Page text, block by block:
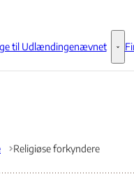
til Udlændingenævnet
Religiøse forkyndere